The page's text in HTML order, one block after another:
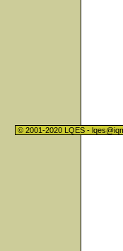
© 2001-2020 LQES -